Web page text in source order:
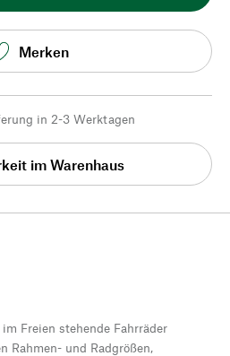
Merken
in 2-3 Werktagen
im Warenhaus
Freien stehende Fahrräder
Rahmen- und Radgrößen,